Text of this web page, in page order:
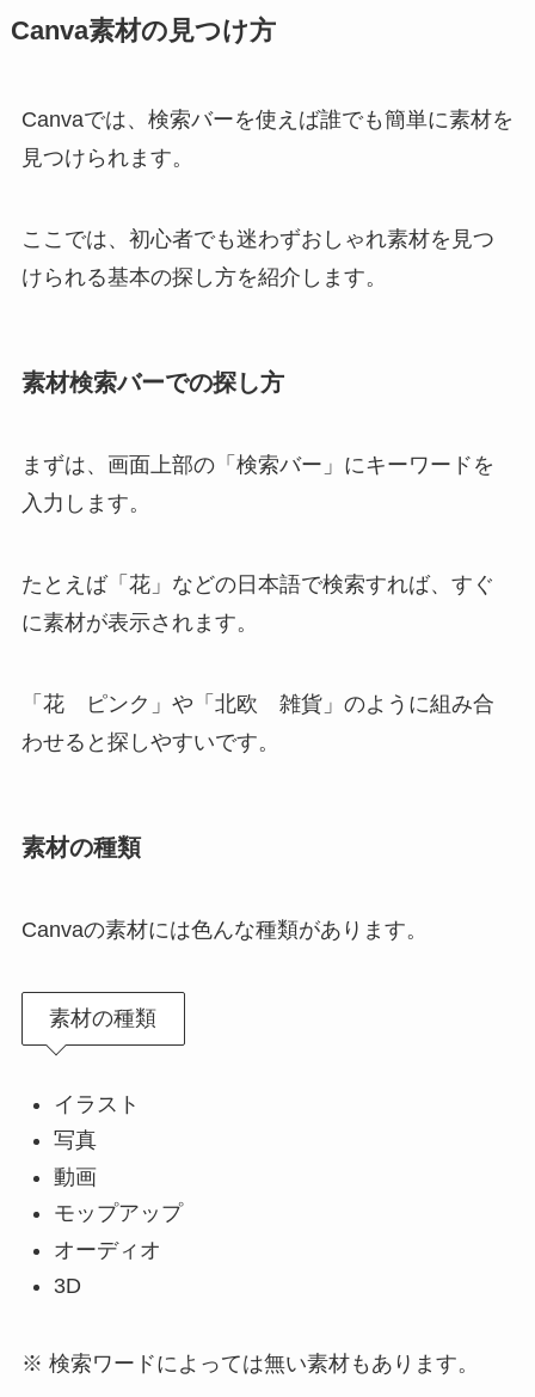
Canva素材の見つけ方
Canvaでは、検索バーを使えば誰でも簡単に素材を
見つけられます。
ここでは、初心者でも迷わずおしゃれ素材を見つ
けられる基本の探し方を紹介します。
素材検索バーでの探し方
まずは、画面上部の「検索バー」にキーワードを
入力します。
たとえば「花」などの日本語で検索すれば、すぐ
に素材が表示されます。
「花 ピンク」や「北欧 雑貨」のように組み合
わせると探しやすいです。
素材の種類
Canvaの素材には色んな種類があります。
素材の種類
イラスト
写真
動画
モップアップ
オーディオ
3D
※ 検索ワードによっては無い素材もあります。